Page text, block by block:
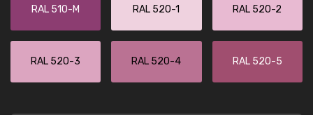
RAL 510-M RAL 520-1 RAL 520-2
RAL 520-3 RAL 520-4 RAL 520-5